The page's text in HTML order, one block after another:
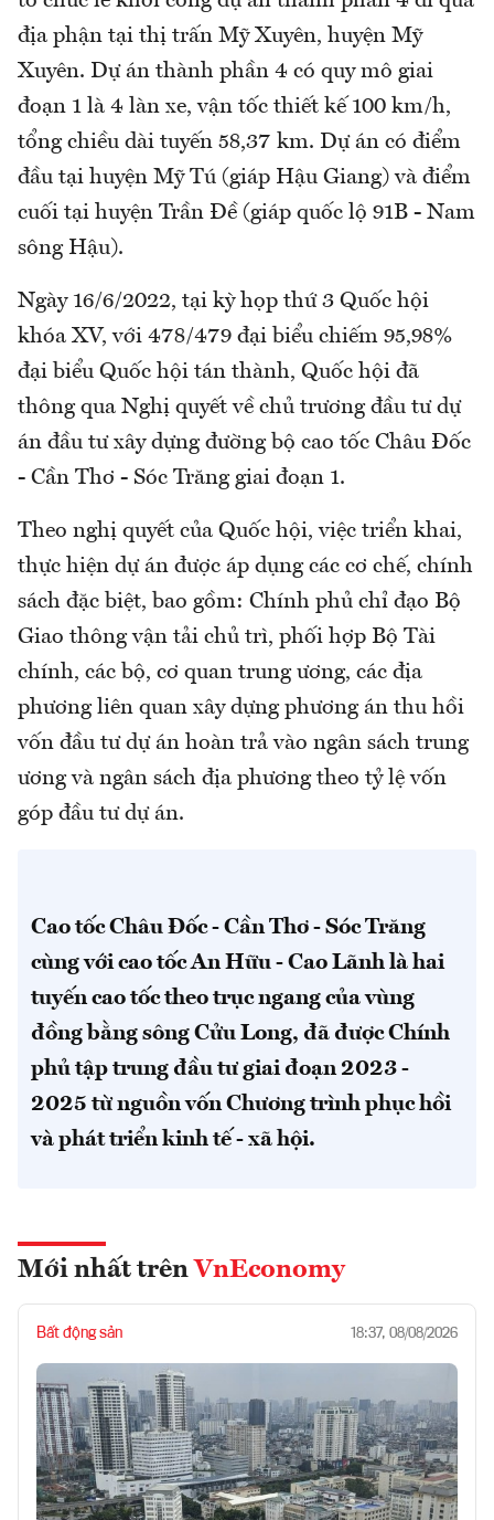
địa phận tại thị trấn Mỹ Xuyên, huyện Mỹ
Xuyên. Dự án thành phần 4 có quy mô giai
đoạn 1 là 4 làn xe, vận tốc thiết kế 100 km/h,
tổng chiều dài tuyến 58,37 km. Dự án có điểm
đầu tại huyện Mỹ Tú (giáp Hậu Giang) và điểm
cuối tại huyện Trần Đề (giáp quốc lộ 91B - Nam
sông Hậu).
Ngày 16/6/2022, tại kỳ họp thứ 3 Quốc hội
khóa XV, với 478/479 đại biểu chiếm 95,98%
đại biểu Quốc hội tán thành, Quốc hội đã
thông qua Nghị quyết về chủ trương đầu tư dự
án đầu tư xây dựng đường bộ cao tốc Châu Đốc
- Cần Thơ - Sóc Trăng giai đoạn 1.
Theo nghị quyết của Quốc hội, việc triển khai,
thực hiện dự án được áp dụng các cơ chế, chính
sách đặc biệt, bao gồm: Chính phủ chỉ đạo Bộ
Giao thông vận tải chủ trì, phối hợp Bộ Tài
chính, các bộ, cơ quan trung ương, các địa
phương liên quan xây dựng phương án thu hồi
vốn đầu tư dự án hoàn trả vào ngân sách trung
ương và ngân sách địa phương theo tỷ lệ vốn
góp đầu tư dự án.
Cao tốc Châu Đốc - Cần Thơ - Sóc Trăng
cùng với cao tốc An Hữu - Cao Lãnh là hai
tuyến cao tốc theo trục ngang của vùng
đồng bằng sông Cửu Long, đã được Chính
phủ tập trung đầu tư giai đoạn 2023 -
2025 từ nguồn vốn Chương trình phục hồi
và phát triển kinh tế - xã hội.
Mới nhất trên VnEconomy
Bất động sản 18:37, 08/08/2026